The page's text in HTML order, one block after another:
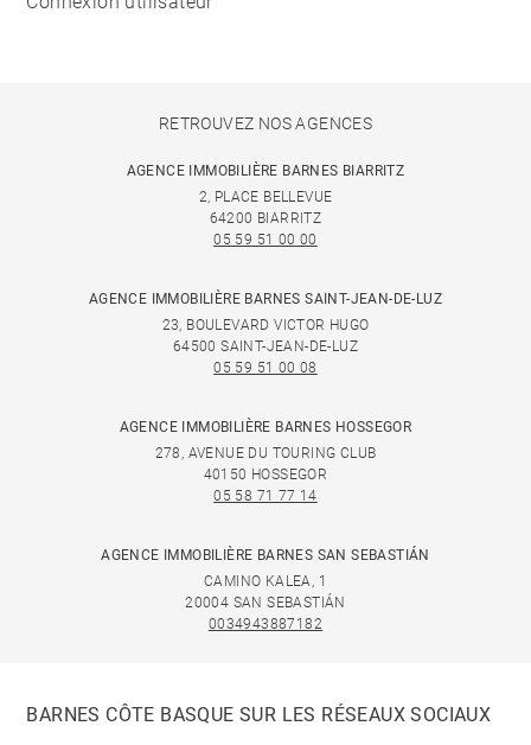
RETROUVEZ NOS AGENCES
AGENCE IMMOBILIÈRE BARNES BIARRITZ
2, PLACE BELLEVUE
64200 BIARRITZ
05 59 51 00 00
AGENCE IMMOBILIÈRE BARNES SAINT-JEAN-DE-LUZ
23, BOULEVARD VICTOR HUGO
64500 SAINT-JEAN-DE-LUZ
05 59 51 00 08
AGENCE IMMOBILIÈRE BARNES HOSSEGOR
278, AVENUE DU TOURING CLUB
40150 HOSSEGOR
05 58 71 77 14
AGENCE IMMOBILIÈRE BARNES SAN SEBASTIÁN
CAMINO KALEA, 1
20004 SAN SEBASTIÁN
0034943887182
BARNES CÔTE BASQUE SUR LES RÉSEAUX SOCIAUX